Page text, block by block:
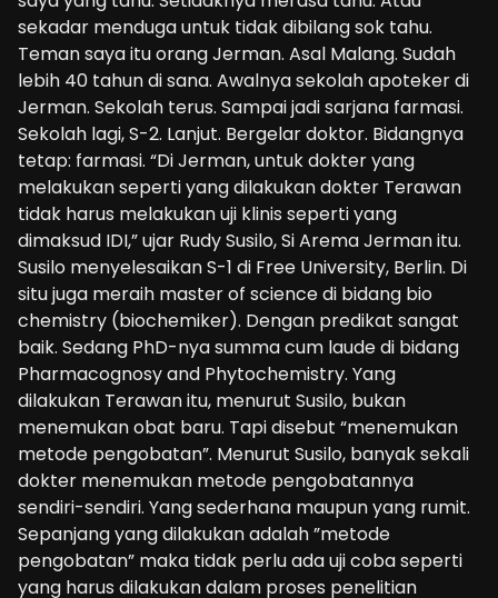
sekadar menduga untuk tidak dibilang sok tahu.
Teman saya itu orang Jerman. Asal Malang. Sudah
lebih 40 tahun di sana. Awalnya sekolah apoteker di
Jerman. Sekolah terus. Sampai jadi sarjana farmasi.
Sekolah lagi, S-2. Lanjut. Bergelar doktor. Bidangnya
tetap: farmasi. “Di Jerman, untuk dokter yang
melakukan seperti yang dilakukan dokter Terawan
tidak harus melakukan uji klinis seperti yang
dimaksud IDI,” ujar Rudy Susilo, Si Arema Jerman itu.
Susilo menyelesaikan S-1 di Free University, Berlin. Di
situ juga meraih master of science di bidang bio
chemistry (biochemiker). Dengan predikat sangat
baik. Sedang PhD-nya summa cum laude di bidang
Pharmacognosy and Phytochemistry. Yang
dilakukan Terawan itu, menurut Susilo, bukan
menemukan obat baru. Tapi disebut “menemukan
metode pengobatan”. Menurut Susilo, banyak sekali
dokter menemukan metode pengobatannya
sendiri-sendiri. Yang sederhana maupun yang rumit.
Sepanjang yang dilakukan adalah ”metode
pengobatan” maka tidak perlu ada uji coba seperti
yang harus dilakukan dalam proses penelitian